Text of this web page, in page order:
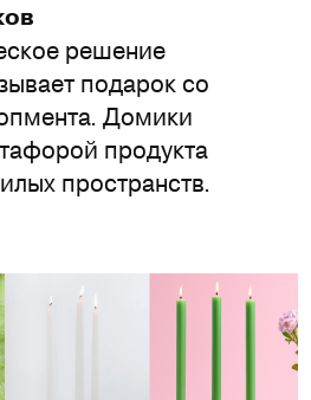
решение
подарок со
Домики
продукта
пространств.